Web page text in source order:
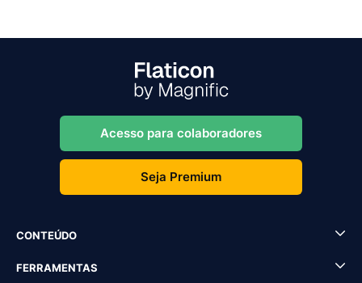
Acesso para colaboradores
Seja Premium
CONTEÚDO
FERRAMENTAS